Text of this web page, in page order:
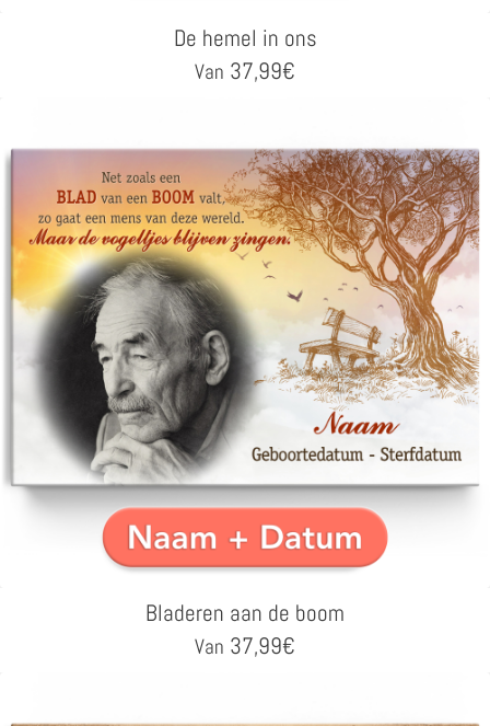
De hemel in ons
Van 37,99€
Bladeren aan de boom
Van 37,99€